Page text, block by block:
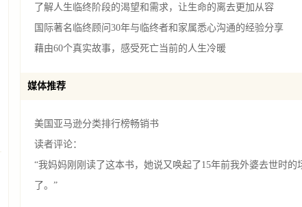
了解人生临终阶段的渴望和需求，让生命的离去更加从容
国际著名临终顾问30年与临终者和家属悉心沟通的经验分享
藉由60个真实故事，感受死亡当前的人生冷暖
媒体推荐
美国亚马逊分类排行榜畅销书
读者评论：
“我妈妈刚刚读了这本书，她说又唤起了15年前我外婆去世时
了。”